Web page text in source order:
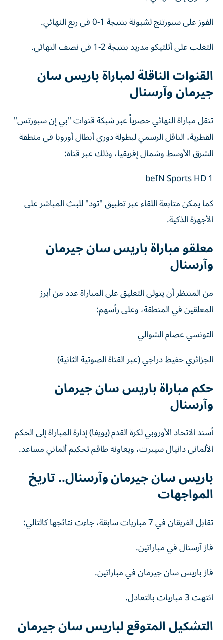
الفوز على سبورتنج لشبونة بنتيجة 1-0 في ربع النهائي.
التغلب على أتلتيكو مدريد بنتيجة 2-1 في نصف النهائي.
القنوات الناقلة لمباراة باريس سان
جيرمان وآرسنال
تنقل مباراة النهائي حصرياً عبر شبكة قنوات "بي إن سبورتس"
القطرية، الناقل الرسمي لبطولة دوري أبطال أوروبا في منطقة
الشرق الأوسط وشمال إفريقيا، وذلك عبر قناة:
beIN Sports HD 1
كما يمكن متابعة اللقاء عبر تطبيق "تود" للبث المباشر على
الأجهزة الذكية.
معلقو مباراة باريس سان جيرمان
وآرسنال
من المنتظر أن يتولى التعليق على المباراة عدد من أبرز
المعلقين في المنطقة، وعلى رأسهم:
التونسي عصام الشوالي
الجزائري حفيظ دراجي (عبر القناة الصوتية الثانية)
حكم مباراة باريس سان جيرمان
وآرسنال
أسند الاتحاد الأوروبي لكرة القدم (يويفا) إدارة المباراة إلى الحكم
الألماني دانيال سيبرت، ويعاونه طاقم تحكيم ألماني مساعد.
باريس سان جيرمان وآرسنال.. تاريخ
المواجهات
تقابل الفريقان في 7 مباريات سابقة، جاءت نتائجها كالتالي:
فاز آرسنال في مباراتين.
فاز باريس سان جيرمان في مباراتين.
انتهت 3 مباريات بالتعادل.
التشكيل المتوقع لباريس سان جيرمان